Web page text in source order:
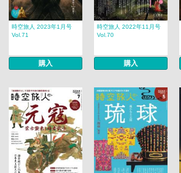
時空旅人 2023年1月号
Vol.71
購入
時空旅人 2022年11月号
Vol.70
購入